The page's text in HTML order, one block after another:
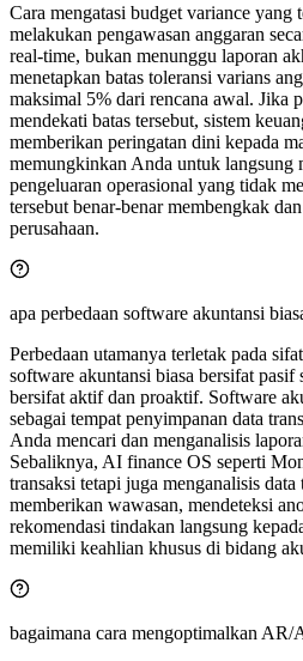
Cara mengatasi budget variance yang
melakukan pengawasan anggaran
real-time, bukan menunggu laporan
menetapkan batas toleransi varians
maksimal 5% dari rencana awal. Jika
mendekati batas tersebut, sistem
memberikan peringatan dini kepada
memungkinkan Anda untuk langsung
pengeluaran operasional yang tidak
tersebut benar-benar membengkak
perusahaan.
apa perbedaan software akuntansi
Perbedaan utamanya terletak pada
software akuntansi biasa bersifat
bersifat aktif dan proaktif. Software
sebagai tempat penyimpanan data
Anda mencari dan menganalisis
Sebaliknya, AI finance OS seperti
transaksi tetapi juga menganalisis
memberikan wawasan, mendeteksi
rekomendasi tindakan langsung
memiliki keahlian khusus di bidang
bagaimana cara mengoptimalkan AR/